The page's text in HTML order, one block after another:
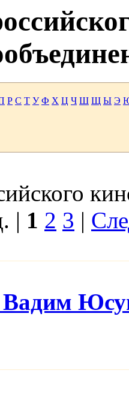
Р С Т У Ф Х Ц Ч Ш Щ Ы Э
| 1 2 3 |